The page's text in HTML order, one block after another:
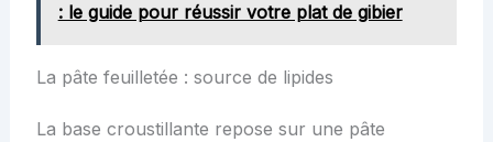
: le guide pour réussir votre plat de gibier
La pâte feuilletée : source de lipides
La base croustillante repose sur une pâte